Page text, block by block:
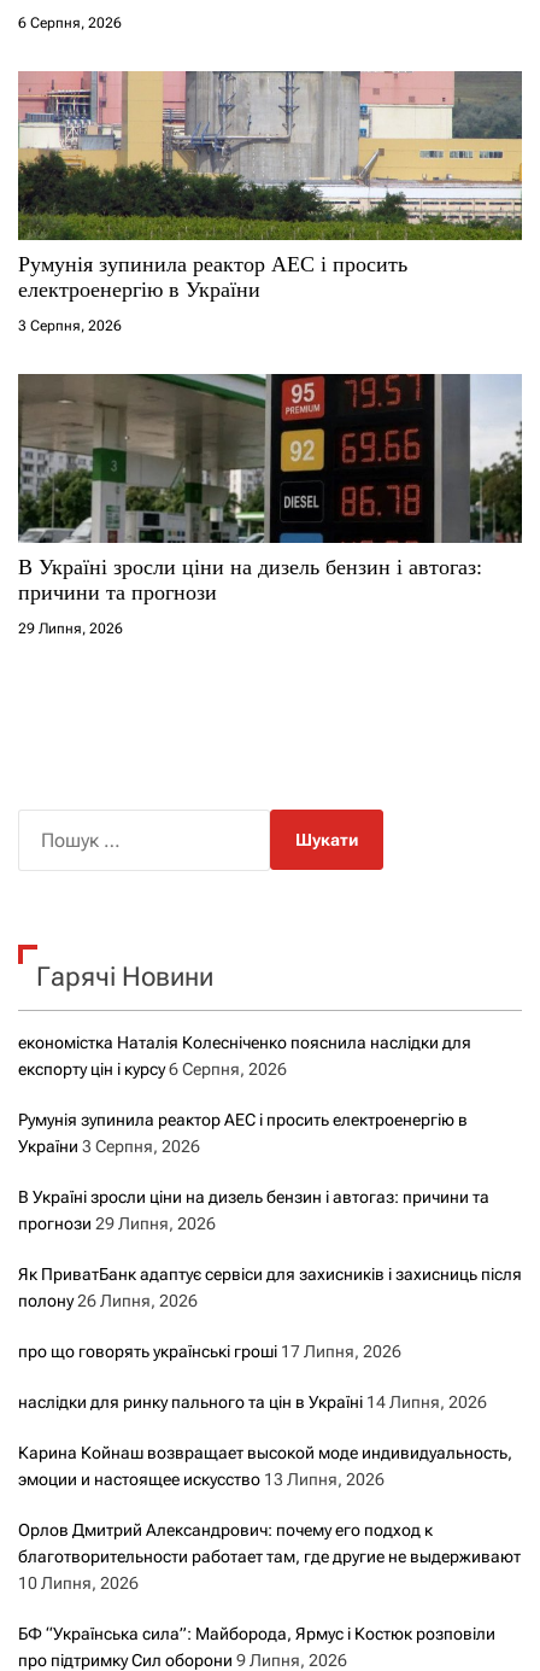
6 Серпня, 2026
Румунія зупинила реактор АЕС і просить
електроенергію в України
3 Серпня, 2026
В Україні зросли ціни на дизель бензин і автогаз:
причини та прогнози
29 Липня, 2026
к
Гарячі Новини
економістка Наталія Колесніченко пояснила наслідки для
експорту цін і курсу6 Серпня, 2026
Румунія зупинила реактор АЕС і просить електроенергію в
України 3 Серпня, 2026
В Україні зросли ціни на дизель бензин і автогаз: причини та
прогнози 29 Липня, 2026
Як ПриватБанк адаптує сервіси для захисників і захисниць після
полону26 Липня, 2026
про що говорять українські гроші 17 Липня, 2026
наслідки для ринку пального та цін в Україні 14 Липня, 2026
Карина Койнаш возвращает высокой моде индивидуальность,
эмоции и настоящее искусство 13 Липня, 2026
Орлов Дмитрий Александрович: почему его подход к
благотворительности работает там, где другие не выдерживают
10 Липня, 2026
БФ “Українська сила”: Майборода, Ярмус і Костюк розповіли
про підтримку Сил оборони 9 Липня, 2026